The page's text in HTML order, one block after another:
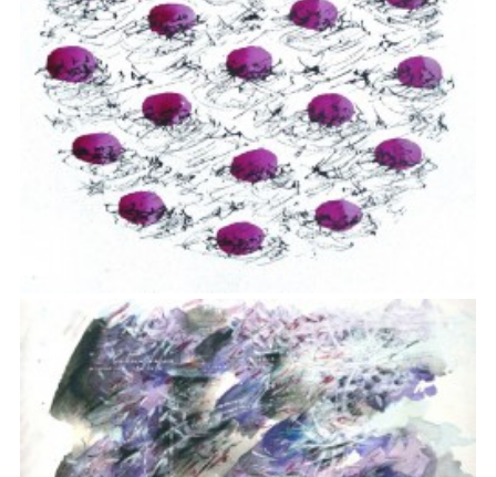
PASSAGES